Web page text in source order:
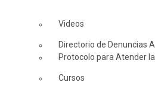
Videos
Directorio de Denuncias
Protocolo para Atender
Cursos